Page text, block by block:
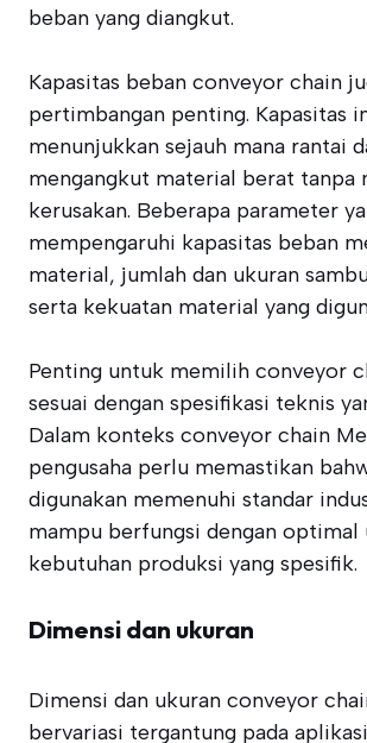
beban yang diangkut.
Kapasitas beban conveyor chain
pertimbangan penting. Kapasitas
menunjukkan sejauh mana rantai
mengangkut material berat tanpa
kerusakan. Beberapa parameter
mempengaruhi kapasitas beban
material, jumlah dan ukuran
serta kekuatan material yang
Penting untuk memilih conveyor
sesuai dengan spesifikasi teknis
Dalam konteks conveyor chain
pengusaha perlu memastikan
digunakan memenuhi standar
mampu berfungsi dengan optimal
kebutuhan produksi yang spesifik.
Dimensi dan ukuran
Dimensi dan ukuran conveyor
bervariasi tergantung pada